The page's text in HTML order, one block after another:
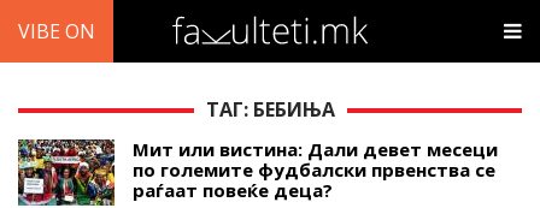
VIBE ON
ТАГ: БЕБИЊА
Мит или вистина: Дали девет месеци
по големите фудбалски првенства се
раѓаат повеќе деца?